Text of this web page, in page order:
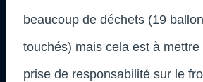
beaucoup de déchets (19
touchés) mais cela est à
prise de responsabilité sur le